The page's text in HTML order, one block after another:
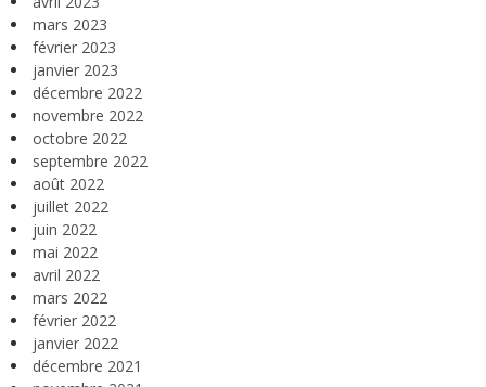
mars 2023
février 2023
janvier 2023
décembre 2022
novembre 2022
octobre 2022
septembre 2022
août 2022
juillet 2022
juin 2022
mai 2022
avril 2022
mars 2022
février 2022
janvier 2022
décembre 2021